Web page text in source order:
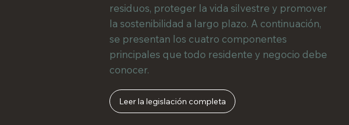
residuos, proteger la vida silvestre y promover
la sostenibilidad a largo plazo. A continuación,
se presentan los cuatro componentes
principales que todo residente y negocio debe
conocer.
Leer la legislación completa